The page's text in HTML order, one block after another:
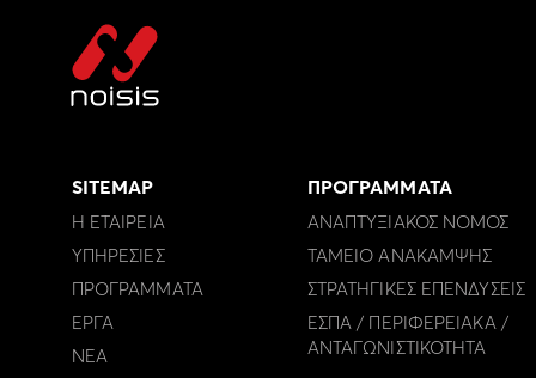
SITEMAP
Η ΕΤΑΙΡΕΙΑ
ΥΠΗΡΕΣΙΕΣ
ΠΡΟΓΡΑΜΜΑΤΑ
ΕΡΓΑ
ΝΕΑ
ΠΡΟΓΡΑΜΜΑΤΑ
ΑΝΑΠΤΥΞΙΑΚΟΣ ΝΟΜΟΣ
ΤΑΜΕΙΟ ΑΝΑΚΑΜΨΗΣ
ΣΤΡΑΤΗΓΙΚΕΣ ΕΠΕΝΔΥΣΕΙΣ
ΕΣΠΑ / ΠΕΡΙΦΕΡΕΙΑΚΑ /
ΑΝΤΑΓΩΝΙΣΤΙΚΟΤΗΤΑ